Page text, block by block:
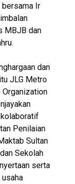
bersama Ir
MBJB dan
dan
JLG Metro
Organization
kolaboratif
Penilaian
Sultan
Sekolah
serta